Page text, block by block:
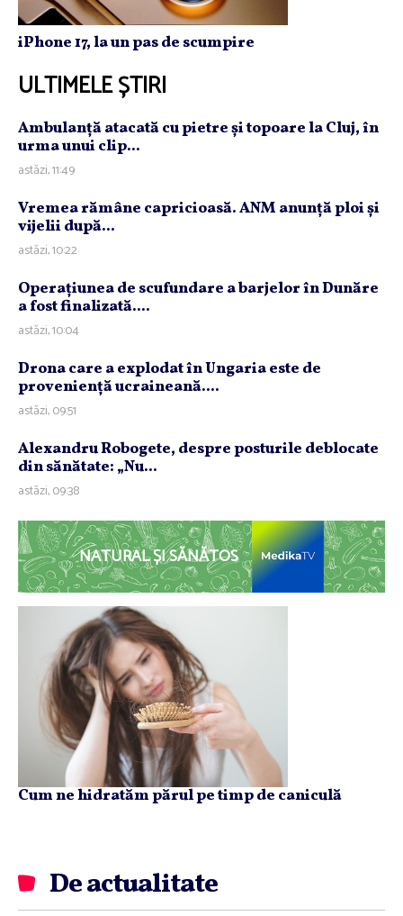
iPhone 17, la un pas de scumpire
ULTIMELE ȘTIRI
Ambulanţă atacată cu pietre şi topoare la Cluj, în
urma unui clip...
astăzi, 11:49
Vremea rămâne capricioasă. ANM anunţă ploi şi
vijelii după...
astăzi, 10:22
Operaţiunea de scufundare a barjelor în Dunăre
a fost finalizată....
astăzi, 10:04
Drona care a explodat în Ungaria este de
provenienţă ucraineană....
astăzi, 09:51
Alexandru Robogete, despre posturile deblocate
din sănătate: „Nu...
astăzi, 09:38
NATURAL ȘI SĂNĂTOS
Cum ne hidratăm părul pe timp de caniculă
De actualitate